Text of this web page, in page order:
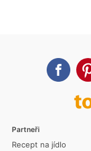
Partneři
Recept na jídlo